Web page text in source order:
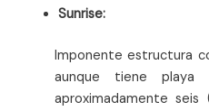
Sunrise:
Imponente estructura
aunque tiene playa
aproximadamente